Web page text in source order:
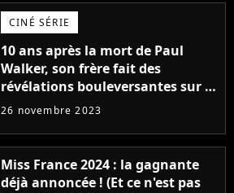
CINÉ SÉRIE
10 ans après la mort de Paul
Walker, son frère fait des
révélations bouleversantes sur la
réaction des acteurs de Fast and
26 novembre 2023
Miss France 2024 : la gagnante
déjà annoncée ! (Et ce n'est pas